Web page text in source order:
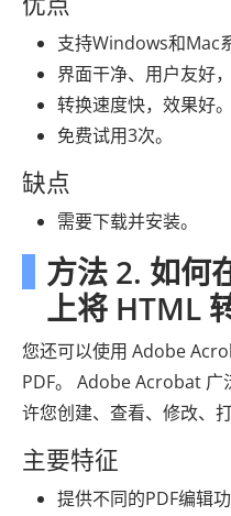
支持Windows和Mac
界面干净、用户友好
转换速度快，效果好。
免费试用3次。
缺点
需要下载并安装。
方法 2. 如何
上将 HTML
您还可以使用 Adob​​e
PDF。 Adobe Acrobat 广
许您创建、查看、修改、
主要特征
提供不同的PDF编辑